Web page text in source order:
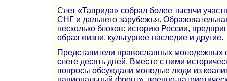
Слет «Таврида» собрал более тысячи
СНГ и дальнего зарубежья.
несколько блоков: историю России,
образ жизни, культурное наследие и другие.
Представители православных молодежных
слете десять дней. Вместе с ними
вопросы обсуждали молодые люди из